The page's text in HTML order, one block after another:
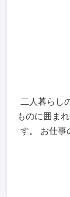
二人暮らし
ものに囲ま
す。 お仕事